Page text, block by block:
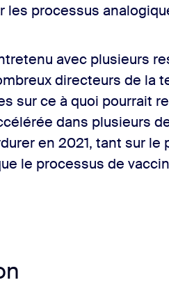
les processus
avec plusieurs
directeurs de la
sur ce à quoi pourrait
dans plusieurs
en 2021, tant sur
le processus de